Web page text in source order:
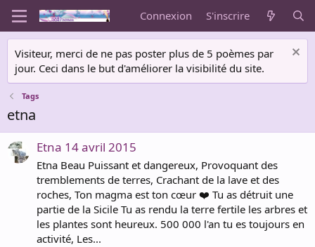
Connexion S'inscrire
Visiteur, merci de ne pas poster plus de 5 poèmes par
jour. Ceci dans le but d'améliorer la visibilité du site.
Tags
etna
Etna 14 avril 2015
Etna Beau Puissant et dangereux, Provoquant des
tremblements de terres, Crachant de la lave et des
roches, Ton magma est ton cœur ❤️ Tu as détruit une
partie de la Sicile Tu as rendu la terre fertile les arbres et
les plantes sont heureux. 500 000 l'an tu es toujours en
activité, Les...